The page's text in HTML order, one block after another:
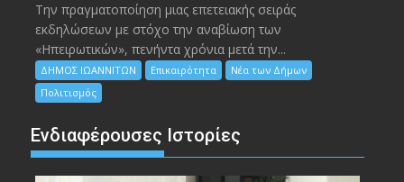
Την πραγματοποίηση μιας επετειακής σειράς
εκδηλώσεων με στόχο την αναβίωση των
«Ηπειρωτικών», πενήντα χρόνια μετά την...
ΔΗΜΟΣ ΙΩΑΝΝΙΤΩΝ Επικαιρότητα
Νέα των Δήμων
Πολιτισμός
Ενδιαφέρουσες Ιστορίες